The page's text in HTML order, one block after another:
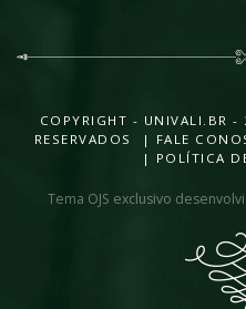
COPYRIGHT - UNIVALI.BR
RESERVADOS |
FALE
| POLÍTICA
Tema OJS exclusivo